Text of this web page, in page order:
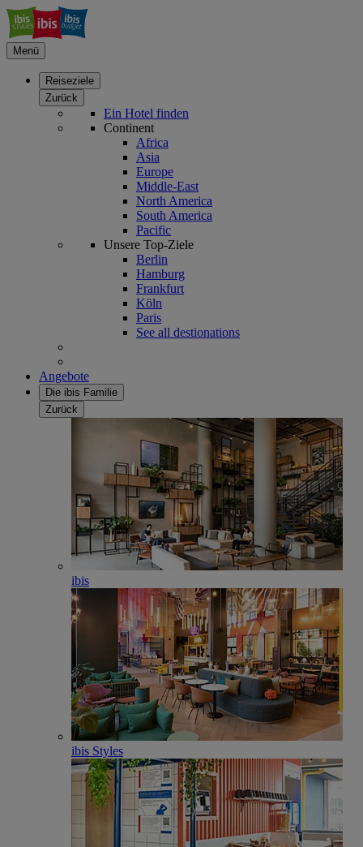
Menü
Reiseziele
Zurück
Ein Hotel finden
Continent
Africa
Asia
Europe
Middle-East
North America
South America
Pacific
Unsere Top-Ziele
Berlin
Hamburg
Frankfurt
Köln
Paris
See all destionations
Angebote
Die ibis Familie
Zurück
ibis
ibis Styles